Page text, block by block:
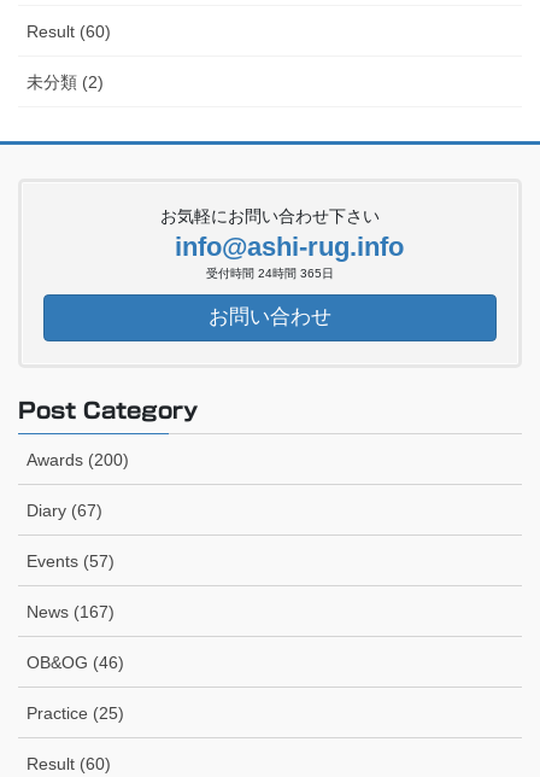
Result (60)
未分類 (2)
お気軽にお問い合わせ下さい
info@ashi-rug.info
受付時間 24時間 365日
お問い合わせ
Post Category
Awards (200)
Diary (67)
Events (57)
News (167)
OB&OG (46)
Practice (25)
Result (60)